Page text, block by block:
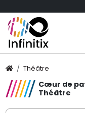
Théâtre
Cœur de
Théâtre